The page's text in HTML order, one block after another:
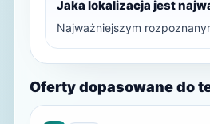
Jaka lokalizacja jest
Najważniejszym
Oferty dopasowane do